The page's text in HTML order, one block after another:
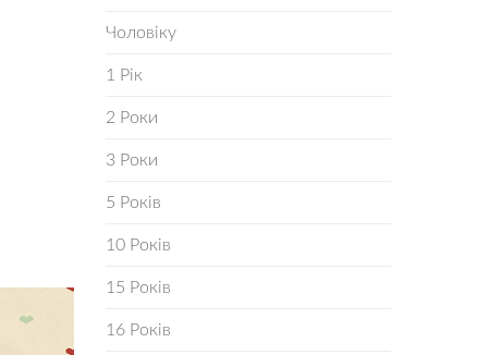
Чоловіку
1 Рік
2 Роки
3 Роки
5 Років
10 Років
15 Років
16 Років